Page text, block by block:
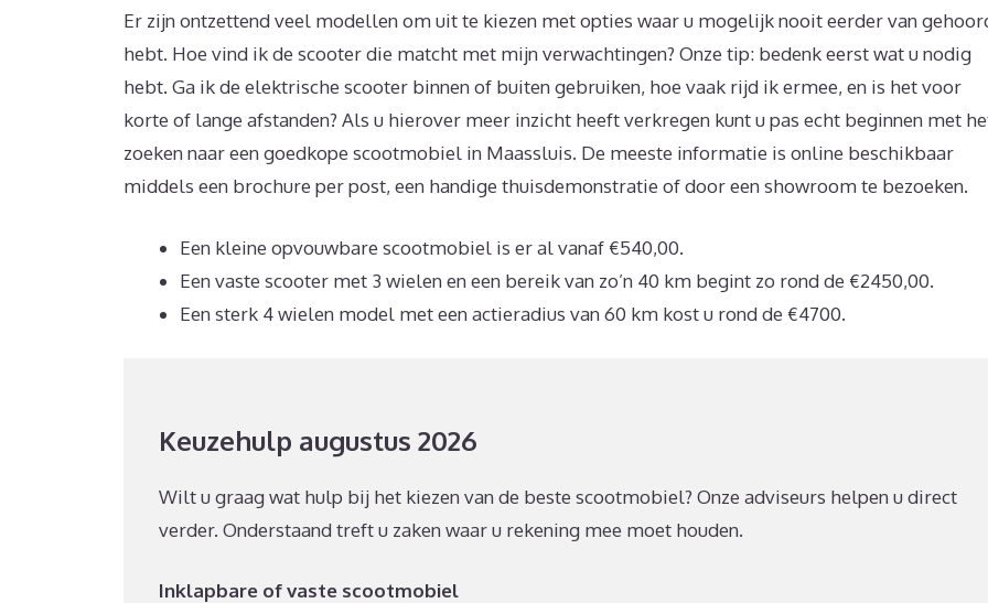
Er zijn ontzettend veel modellen om uit te kiezen met opties waar u mogelijk nooit eerder van
hebt. Hoe vind ik de scooter die matcht met mijn verwachtingen? Onze tip: bedenk eerst wat u nodig
hebt. Ga ik de elektrische scooter binnen of buiten gebruiken, hoe vaak rijd ik ermee, en is het voor
korte of lange afstanden? Als u hierover meer inzicht heeft verkregen kunt u pas echt beginnen met
zoeken naar een goedkope scootmobiel in Maassluis. De meeste informatie is online beschikbaar
middels een brochure per post, een handige thuisdemonstratie of door een showroom te bezoeken.
Een kleine opvouwbare scootmobiel is er al vanaf €540,00.
Een vaste scooter met 3 wielen en een bereik van zo’n 40 km begint zo rond de €2450,00.
Een sterk 4 wielen model met een actieradius van 60 km kost u rond de €4700.
Keuzehulp augustus 2026
Wilt u graag wat hulp bij het kiezen van de beste scootmobiel? Onze adviseurs helpen u direct
verder. Onderstaand treft u zaken waar u rekening mee moet houden.
Inklapbare of vaste scootmobiel